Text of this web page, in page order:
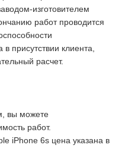
изготовителем
работ проводится
присутствии клиента,
расчет.
вы можете
работ.
iPhone 6s цена указана в